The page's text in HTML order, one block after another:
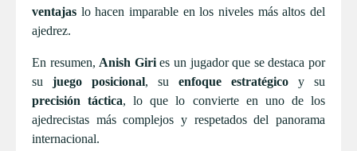
ventajas lo hacen imparable en los niveles más altos del
ajedrez.
En resumen, Anish Giries un jugador que se destaca por
su juego posicional, su enfoque estratégico y su
precisión táctica, lo que lo convierte en uno de los
ajedrecistas más complejos y respetados del panorama
internacional.